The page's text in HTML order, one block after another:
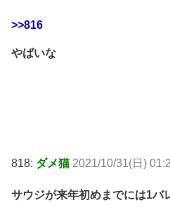
>>816
やばいな
818: ダメ猫 2021/10/31(日)
サウジが来年初めまでには1バ